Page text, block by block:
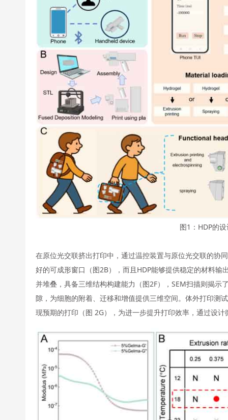
图1：HDP的
在原位光交联挤出打印中，通过温控装置与原位光交联的协
好的可成形窗口（图2B），而且HDP能够提供稳定的材料输
并堆叠，具备三维结构构建能力（图2F），SEM扫描则揭
隙，为细胞的附着、迁移和增值提供三维空间。体外打印测
现预期的打印（图 2G），为进一步提升打印效率，通过设